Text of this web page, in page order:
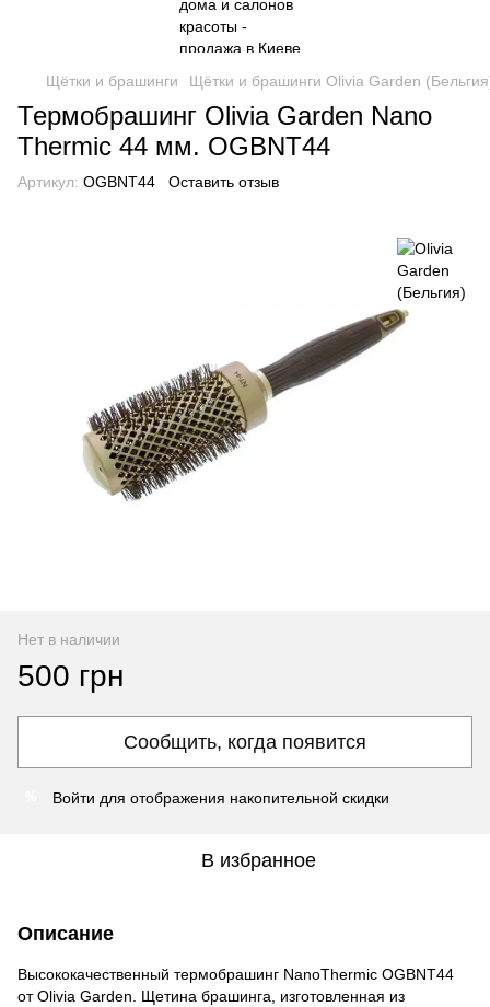
Щётки и брашинги Щётки и брашинги Olivia Garden
Термобрашинг Оlivia Garden Nano
Thermic 44 мм. OGBNT44
Артикул: OGBNT44 Оставить отзыв
Нет в наличии
500 грн
Сообщить, когда появится
Войти для отображения накопительной скидки
В избранное
Описание
Высококачественный термобрашинг NanoThermic OGBNT44
от Olivia Garden. Щетина брашинга, изготовленная из